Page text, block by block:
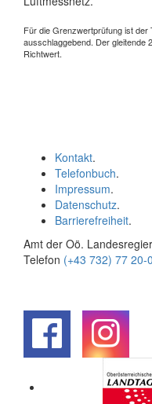
Für die Grenzwertprüfung ist
ausschlaggebend. Der gleitende
Richtwert.
Kontakt.
Telefonbuch.
Impressum.
Datenschutz.
Barrierefreiheit.
Amt der Oö.
Telefon (+43 732) 77 20-0